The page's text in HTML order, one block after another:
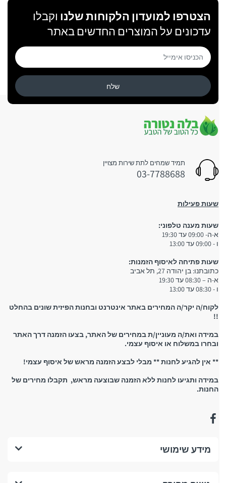
הצטרפו למועדון הלקוחות שלנווקבלו
עדכונים על המוצרים החדשים באתר
שלח
תמיד שמחים לתת שירות מצויין
03-7788688
שעות פעילות
שעות מענה טלפוני:
א-ה- 09:00 עד 19:30
שעות פתיחה לאיסוף הזמנות:
כתובתנו: בן יהודה 27, תל אביב
א-ה – 08:30 עד 19:30
לקוח/ה יקר/ה המחירים באתר אינטרנט ובחנות הפיזית שונים בהחלט
במידה ואת/ה מעוניין/ת במחירים של האתר, בצעו הזמנה דרך האתר
ובחרו במשלוח או איסוף עצמי.
** אין להגיע לחנות ** מבלי לבצע הזמנה מראש של איסוף עצמי!
במידה ותגיעו לחנות ללא הזמנה שבוצעה מראש, תקבלו מחירים של
החנות.
מידע שימושי